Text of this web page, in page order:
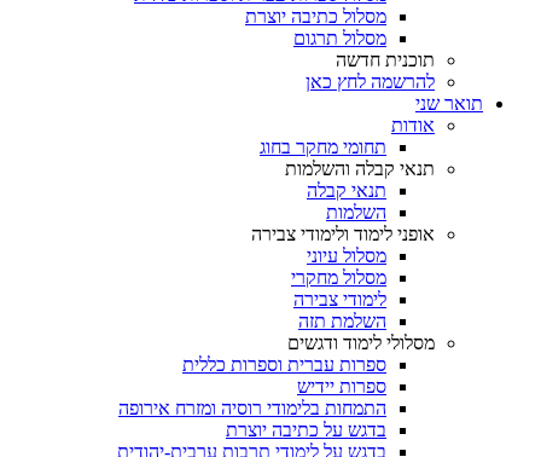
מסלול כתיבה יוצרת
מסלול תרגום
תוכנית חדשה
להרשמה לחץ כאן
תואר שני
אודות
תחומי מחקר בחוג
תנאי קבלה והשלמות
תנאי קבלה
השלמות
אופני לימוד ולימודי צבירה
מסלול עיוני
מסלול מחקרי
לימודי צבירה
השלמת תזה
מסלולי לימוד ודגשים
ספרות עברית וספרות כללית
ספרות יידיש
התמחות בלימודי רוסיה ומזרח אירופה
בדגש על כתיבה יוצרת
בדגש על לימודי תרבות ערבית-יהודית